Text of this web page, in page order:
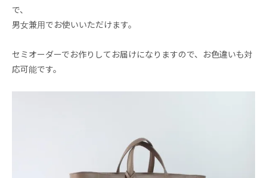
で、
男女兼用でお使いいただけます。
セミオーダーでお作りしてお届けになりますので、お色違いも対
応可能です。